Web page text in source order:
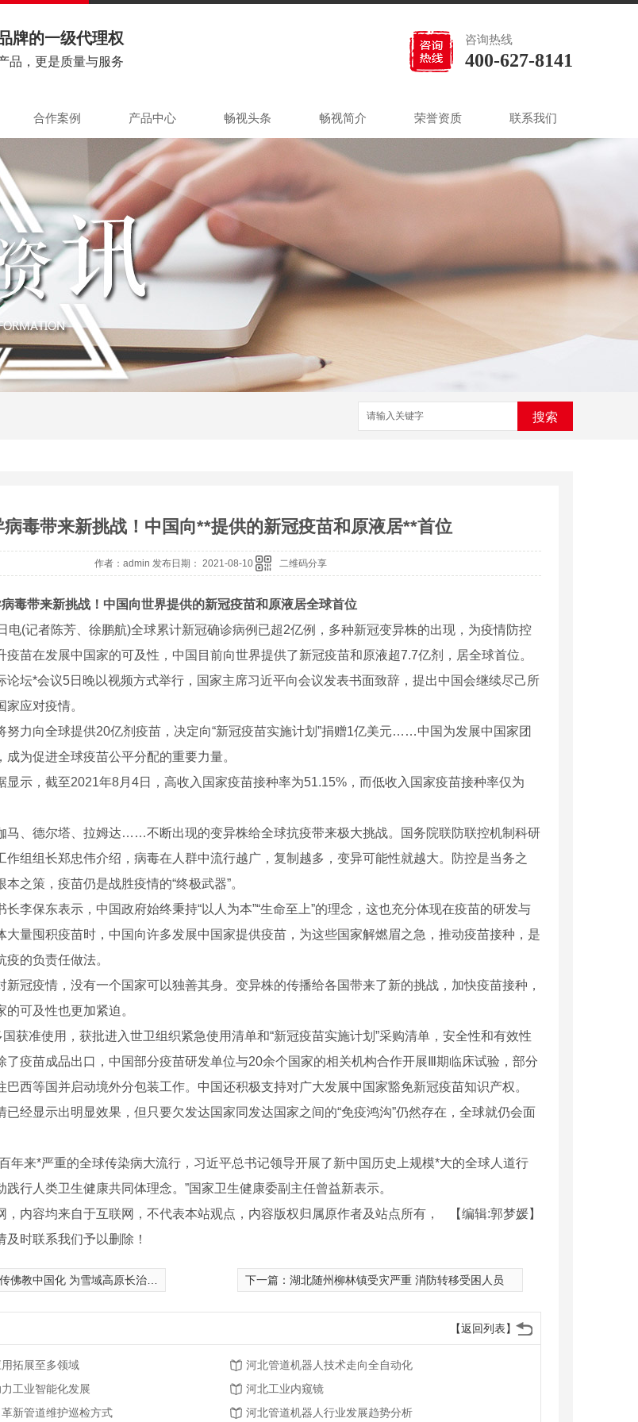
牌的一级代理权
品，更是质量与服务
咨询热线
400-627-8141
合作案例 产品中心 畅视头条 畅视简介 荣誉资质 联系我们
搜索
两栖检测机器人450A
病毒带来新挑战！中国向**提供的新冠疫苗和原液居**首位
作者：admin 发布日期： 2021-08-10 二维码分享
毒带来新挑战！中国向世界提供的新冠疫苗和原液居全球首位
(记者陈芳、徐鹏航)全球累计新冠确诊病例已超2亿例，多种新冠变异株的出现，为疫情防控
疫苗在发展中国家的可及性，中国目前向世界提供了新冠疫苗和原液超7.7亿剂，居全球首位。
*会议5日晚以视频方式举行，国家主席习近平向会议发表书面致辞，提出中国会继续尽己所
应对疫情。
力向全球提供20亿剂疫苗，决定向“新冠疫苗实施计划”捐赠1亿美元……中国为发展中国家团
为促进全球疫苗公平分配的重要力量。
，截至2021年8月4日，高收入国家疫苗接种率为51.15%，而低收入国家疫苗接种率仅为
、德尔塔、拉姆达……不断出现的变异株给全球抗疫带来极大挑战。国务院联防联控机制科研
作组组长郑忠伟介绍，病毒在人群中流行越广，复制越多，变异可能性就越大。防控是当务之
之策，疫苗仍是战胜疫情的“终极武器”。
保东表示，中国政府始终秉持“以人为本”“生命至上”的理念，这也充分体现在疫苗的研发与
大量囤积疫苗时，中国向许多发展中国家提供疫苗，为这些国家解燃眉之急，推动疫苗接种，是
的负责任做法。
疫情，没有一个国家可以独善其身。变异株的传播给各国带来了新的挑战，加快疫苗接种，
可及性也更加紧迫。
准使用，获批进入世卫组织紧急使用清单和“新冠疫苗实施计划”采购清单，安全性和有效性
了疫苗成品出口，中国部分疫苗研发单位与20余个国家的相关机构合作开展Ⅲ期临床试验，部分
巴西等国并启动境外分包装工作。中国还积极支持对广大发展中国家豁免新冠疫苗知识产权。
显示出明显效果，但只要欠发达国家同发达国家之间的“免疫鸿沟”仍然存在，全球就仍会面
来*严重的全球传染病大流行，习近平总书记领导开展了新中国历史上规模*大的全球人道行
行人类卫生健康共同体理念。”国家卫生健康委副主任曾益新表示。
【编辑:郭梦媛】
，内容均来自于互联网，不代表本站观点，内容版权归属原作者及站点所有，
时联系我们予以删除！
化 为雪域高原长治久安和高质量发展作贡献 下一篇： 湖北随州柳林镇受灾严重 消防转移受困人员
【返回列表】
拓展至多领域
河北管道机器人技术走向全自动化
工业智能化发展
河北工业内窥镜
新管道维护巡检方式
河北管道机器人行业发展趋势分析